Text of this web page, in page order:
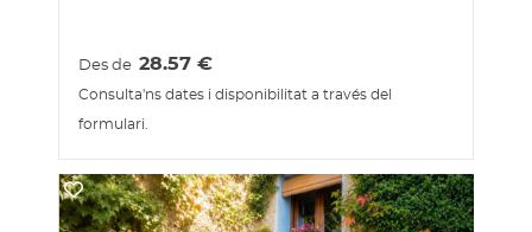
Des de 28.57€
Consulta'ns dates i disponibilitat a través del
formulari.